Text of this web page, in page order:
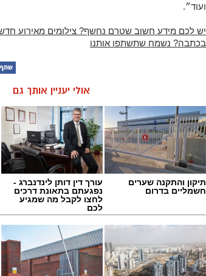
ועוד״.
יש לכם מידע חשוב שטרם נחשף? צילומים מאירוע
בכתבה? נשמח שתשתפו אותנו
אולי יעניין אותך גם
תיקון והתקנה שערים
חשמליים בדרום
עורך דין דותן לינדנברג -
נפגעתם בתאונת דרכים
לחצו לקבל מה שמגיע
לכם